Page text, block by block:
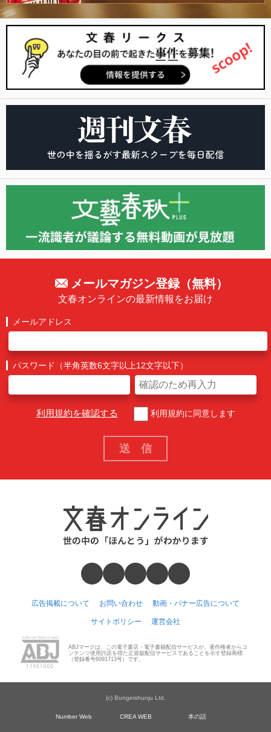
メールマガジン登録（無料）
文春オンラインの最新情報をお届け
メールアドレス
パスワード（半角英数6文字以上12文字以下）
利用規約を確認する 利用規約に同意します
広告掲載について お問い合わせ 動画・バナー広告について
サイトポリシー 運営会社
ABJマークは、この電子書店・電子書籍配信サービスが、著作権者からコ
ンテンツ使用許諾を得た正規版配信サービスであることを示す登録商標
（登録番号6091713号）です。
(c) Bungeishunju Ltd.
Number Web CREA WEB 本の話